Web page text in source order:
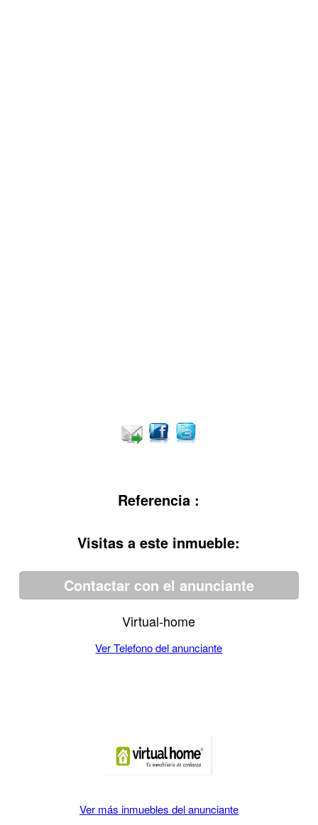
Referencia :
Visitas a este inmueble:
Contactar con el anunciante
Virtual-home
Ver Telefono del anunciante
Ver más inmuebles del anunciante